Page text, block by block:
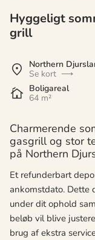
Hyggeligt
grill
Northern
Se kort
Boligareal
64 m²
Charmerende
gasgrill og stor
på Northern
Et refunderbart
ankomstdato. Dette
under dit ophold
beløb vil blive
brug af ekstra